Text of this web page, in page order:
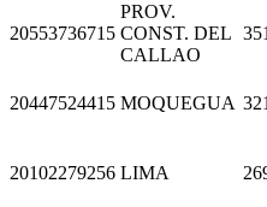
20553736715
PROV.
CONST. DEL
CALLAO
20447524415 MOQUEGUA
20102279256 LIMA